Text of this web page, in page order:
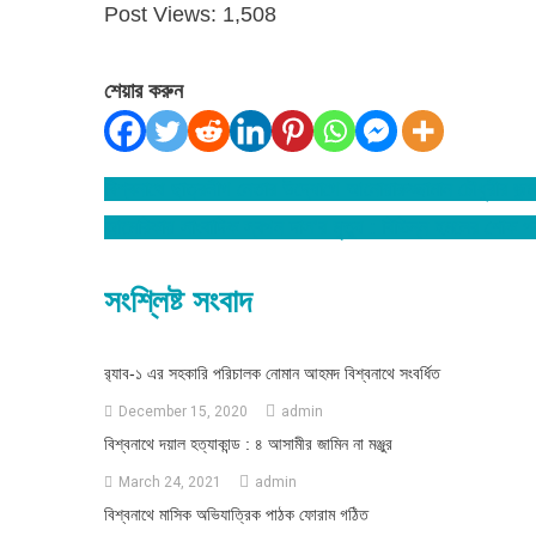
Post Views: 1,508
শেয়ার করুন
Post
সংশ্লিষ্ট সংবাদ
র‌্যাব-১ এর সহকারি পরিচালক নোমান আহমদ বিশ্বনাথে সংবর্ধিত
December 15, 2020 admin
বিশ্বনাথে দয়াল হত্যাকান্ড : ৪ আসামীর জামিন না মঞ্জুর
March 24, 2021 admin
বিশ্বনাথে মাসিক অভিযাত্রিক পাঠক ফোরাম গঠিত